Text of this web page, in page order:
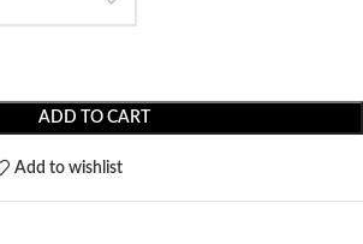
ADD TO CART
Add to wishlist